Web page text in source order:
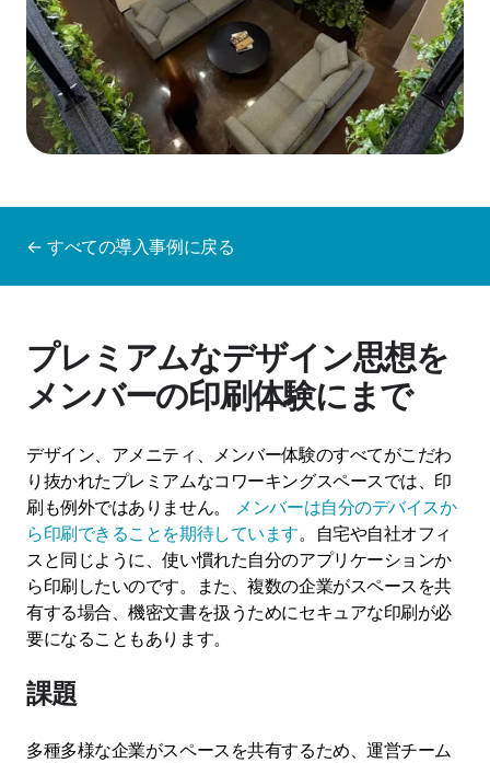
← すべての導入事例に戻る
プレミアムなデザイン思想を
メンバーの印刷体験にまで
デザイン、アメニティ、メンバー体験のすべてがこだわ
り抜かれたプレミアムなコワーキングスペースでは、印
刷も例外ではありません。
メンバーは自分のデバイスか
ら印刷できることを期待しています。自宅や自社オフィ
スと同じように、使い慣れた自分のアプリケーションか
ら印刷したいのです。また、複数の企業がスペースを共
有する場合、機密文書を扱うためにセキュアな印刷が必
要になることもあります。
課題
多種多様な企業がスペースを共有するため、運営チーム